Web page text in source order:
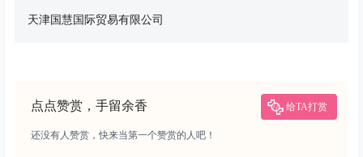
天津国慧国际贸易有限公司
点点赞赏，手留余香 给TA打赏
还没有人赞赏，快来当第一个赞赏的人吧！